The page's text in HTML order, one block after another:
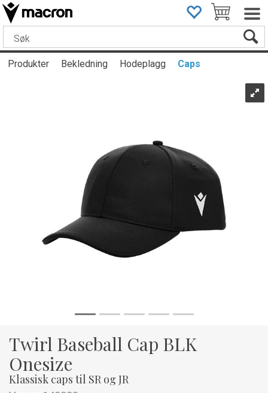
Produkter Bekledning Hodeplagg Caps
Twirl Baseball Cap BLK
Onesize
Klassisk caps til SR og JR